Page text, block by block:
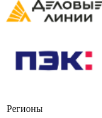
Регионы